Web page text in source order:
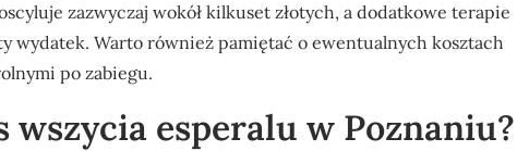
zazwyczaj wokół kilkuset złotych, a dodatkowe terapie
wydatek. Warto również pamiętać o ewentualnych kosztach
po zabiegu.
wszycia esperalu w Poznaniu?